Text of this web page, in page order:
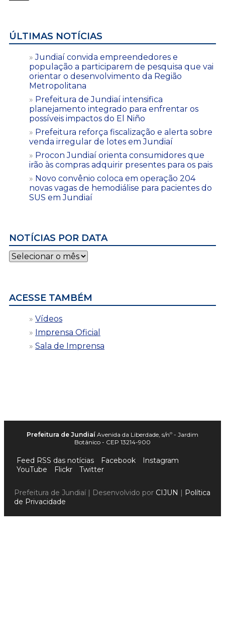
ÚLTIMAS NOTÍCIAS
Jundiaí convida empreendedores e
população a participarem de pesquisa que vai
orientar o desenvolvimento da Região
Metropolitana
Prefeitura de Jundiaí intensifica
planejamento integrado para enfrentar os
possíveis impactos do El Niño
Prefeitura reforça fiscalização e alerta sobre
venda irregular de lotes em Jundiaí
Procon Jundiaí orienta consumidores que
irão às compras adquirir presentes para os pais
Novo convênio coloca em operação 204
novas vagas de hemodiálise para pacientes do
SUS em Jundiaí
NOTÍCIAS POR DATA
Notícias
por
ACESSE TAMBÉM
Vídeos
Imprensa Oficial
Sala de Imprensa
Prefeitura de Jundiaí Avenida da Liberdade, s/nº - Jardim
Botânico - CEP 13214-900
Feed RSS das notícias Facebook
Instagram
YouTube
Flickr Twitter
Prefeitura de Jundiaí | Desenvolvido por CIJUN | Política
de Privacidade